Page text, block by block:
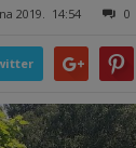
2019. 14:54 0